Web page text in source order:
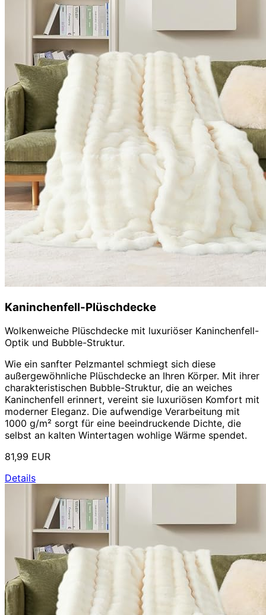
Kaninchenfell-Plüschdecke
Wolkenweiche Plüschdecke mit luxuriöser Kaninchenfell-
Optik und Bubble-Struktur.
Wie ein sanfter Pelzmantel schmiegt sich diese
außergewöhnliche Plüschdecke an Ihren Körper. Mit ihrer
charakteristischen Bubble-Struktur, die an weiches
Kaninchenfell erinnert, vereint sie luxuriösen Komfort mit
moderner Eleganz. Die aufwendige Verarbeitung mit
1000 g/m² sorgt für eine beeindruckende Dichte, die
selbst an kalten Wintertagen wohlige Wärme spendet.
81,99 EUR
Details